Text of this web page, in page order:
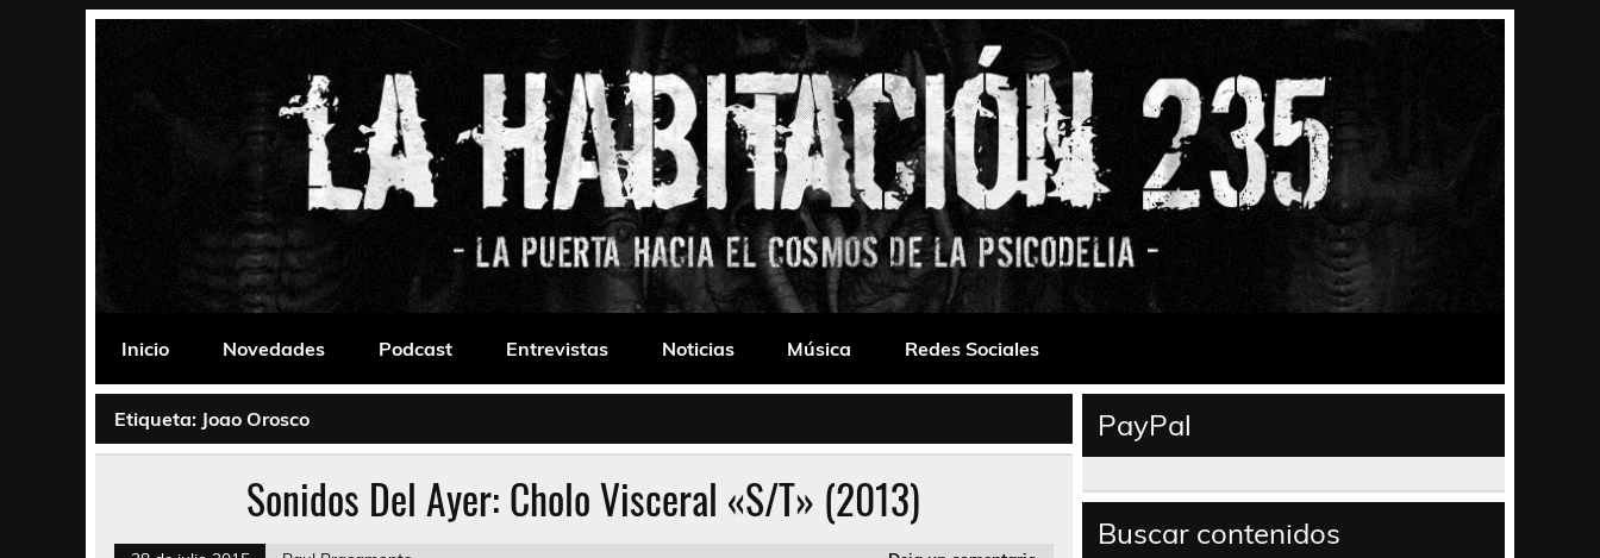
La Habitación 235
Inicio
Novedades Podcast Entrevistas Noticias Música Redes Sociales
Etiqueta: Joao Orosco
Sonidos Del Ayer: Cholo Visceral «S/T» (2013)
PayPal
Buscar contenidos